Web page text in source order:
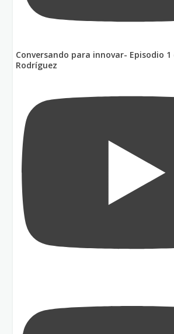
Conversando para innovar- Episodio 1
Rodríguez